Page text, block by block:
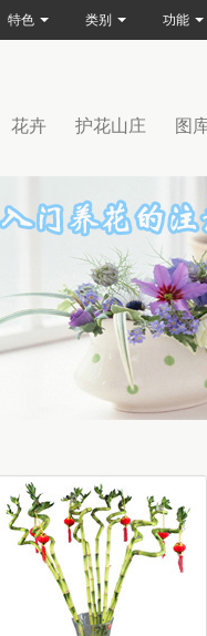
花卉 护花山庄 图
特色 类别 功能